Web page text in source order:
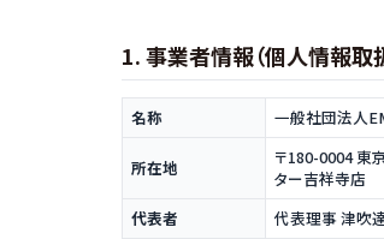
1. 事業者情報（個人情報取
名称 一般社団法人
所在地
〒180-0004 東
ター吉祥寺店
代表者
代表理事 津吹